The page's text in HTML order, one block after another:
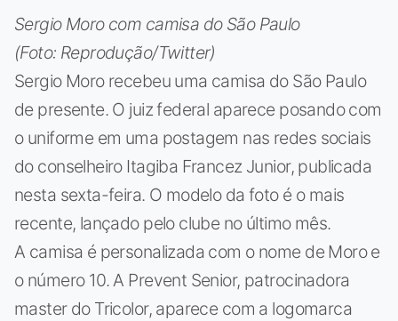
Sergio Moro com camisa do São Paulo
(Foto: Reprodução/Twitter)
Sergio Moro recebeu uma camisa do São Paulo
de presente. O juiz federal aparece posando com
o uniforme em uma postagem nas redes sociais
do conselheiro Itagiba Francez Junior, publicada
nesta sexta-feira. O modelo da foto é o mais
recente, lançado pelo clube no último mês.
A camisa é personalizada com o nome de Moro e
o número 10. A Prevent Senior, patrocinadora
master do Tricolor, aparece com a logomarca